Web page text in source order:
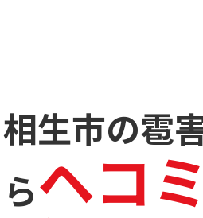
相生市の雹
らヘコ